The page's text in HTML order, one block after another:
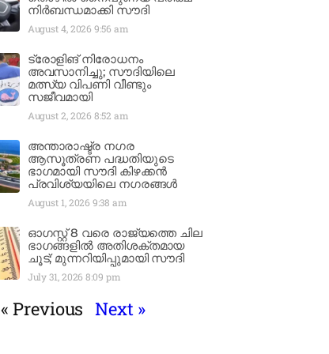
നിർബന്ധമാക്കി സൗദി
August 4, 20269:56 am
ട്രോളിങ് നിരോധനം
അവസാനിച്ചു; സൗദിയിലെ
മത്സ്യ വിപണി വീണ്ടും
സജീവമായി
August 2, 20268:52 am
അന്താരാഷ്ട്ര നഗര
ആസൂത്രണ പദ്ധതിയുടെ
ഭാഗമായി സൗദി കിഴക്കൻ
പ്രവിശ്യയിലെ നഗരങ്ങൾ
August 1, 20269:38 am
ഓഗസ്റ്റ് 8 വരെ രാജ്യത്തെ ചില
ഭാഗങ്ങളിൽ അതിശക്തമായ
ചൂട്; മുന്നറിയിപ്പുമായി സൗദി
July 31, 20268:09 pm
« Previous Next »